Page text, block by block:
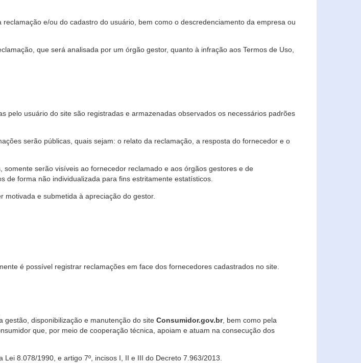
e/ou do cadastro do usuário, bem como o descredenciamento da empresa ou
que será analisada por um órgão gestor, quanto à infração aos Termos de Uso,
pelo usuário do site são registradas e armazenadas observados os necessários padrões
serão públicas, quais sejam: o relato da reclamação, a resposta do fornecedor e o
serão visíveis ao fornecedor reclamado e aos órgãos gestores e de
forma não individualizada para fins estritamente estatísticos.
e submetida à apreciação do gestor.
é possível registrar reclamações em face dos fornecedores cadastrados no site.
gestão, disponibilização e manutenção do site Consumidor.gov.br, bem como pela
que, por meio de cooperação técnica, apoiam e atuam na consecução dos
8.078/1990, e artigo 7º, incisos I, II e III do Decreto 7.963/2013.